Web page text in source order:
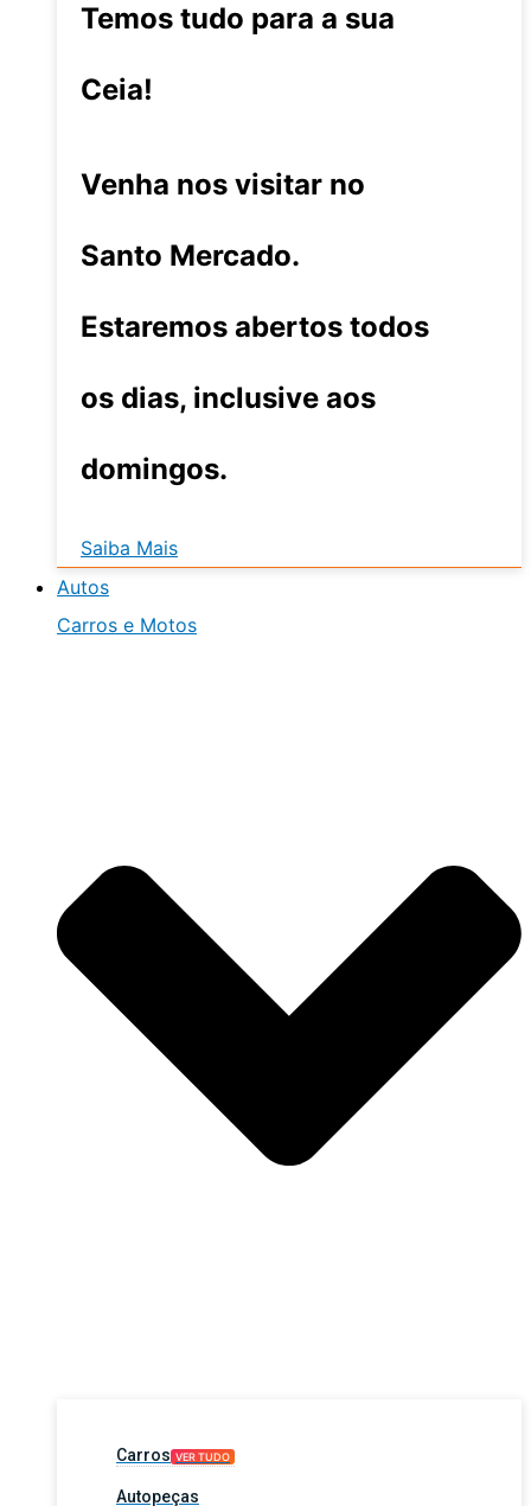
Temos tudo para a sua
Ceia!
Venha nos visitar no
Santo Mercado.
Estaremos abertos todos
os dias, inclusive aos
domingos.
Saiba Mais
Autos
Carros e Motos
Carros VER TUDO
Autopeças